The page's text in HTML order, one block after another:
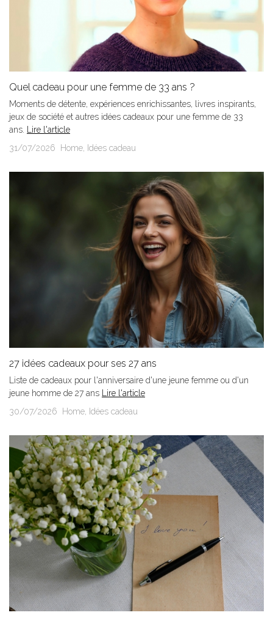
Quel cadeau pour une femme de 33 ans ?
Moments de détente, expériences enrichissantes, livres inspirants,
jeux de société et autres idées cadeaux pour une femme de 33
ans.
Lire l'article
31/07/2026
Home Idées cadeau
27 idées cadeaux pour ses 27 ans
Liste de cadeaux pour l'anniversaire d'une jeune femme ou d'un
jeune homme de 27 ans Lire l'article
30/07/2026
Home Idées cadeau